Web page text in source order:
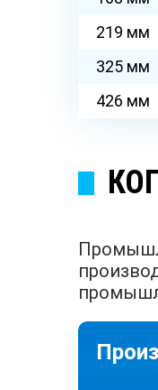
219 мм
325 мм
426 мм